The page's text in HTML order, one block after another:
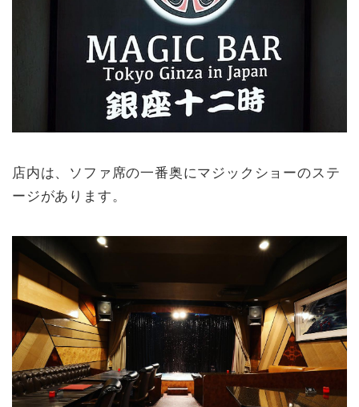
店内は、ソファ席の一番奥にマジックショーのステ
ージがあります。